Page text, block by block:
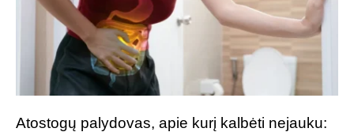
Atostogų palydovas, apie kurį kalbėti nejauku: